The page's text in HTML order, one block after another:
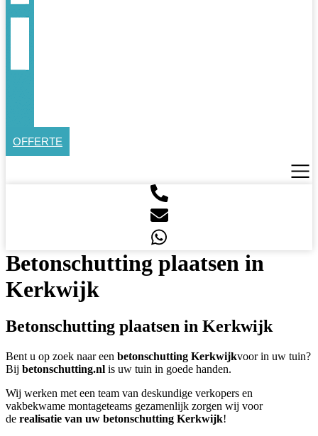
OFFERTE
Betonschutting plaatsen in
Kerkwijk
Betonschutting plaatsen in Kerkwijk
Bent u op zoek naar een betonschutting Kerkwijkvoor in uw tuin?
Bij betonschutting.nl is uw tuin in goede handen.
Wij werken met een team van deskundige verkopers en
vakbekwame montageteams gezamenlijk zorgen wij voor
de realisatie van uw betonschutting Kerkwijk!